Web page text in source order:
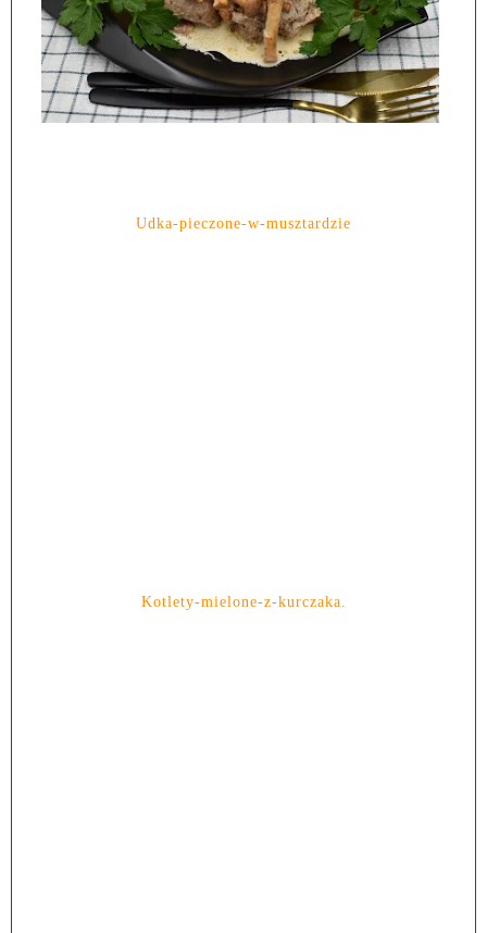
Udka-pieczone-w-musztardzie
Kotlety-mielone-z-kurczaka.